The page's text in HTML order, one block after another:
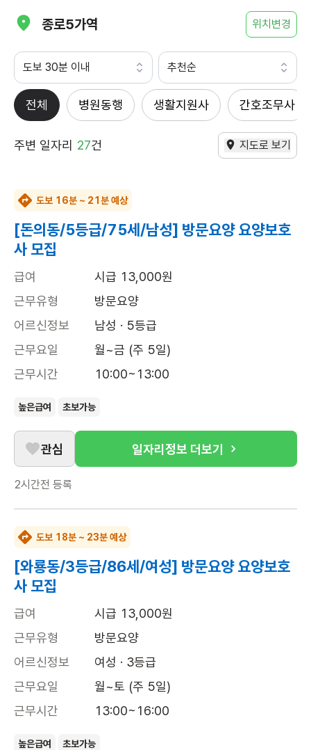
종로5가역 위치변경
도보 30분 이내 추천순
전체 병원동행 생활지원사 간호조무사
주변 일자리 27건 지도로 보기
도보 16분 ~ 21분 예상
[돈의동/5등급/75세/남성] 방문요양 요양보호
사 모집
급여
시급 13,000원
근무유형
방문요양
어르신정보
남성 · 5등급
근무요일
월~금 (주 5일)
근무시간
10:00~13:00
높은급여 초보가능
관심 일자리정보 더보기
2시간전 등록
도보 18분 ~ 23분 예상
[와룡동/3등급/86세/여성] 방문요양 요양보호
사 모집
급여
시급 13,000원
근무유형
방문요양
어르신정보
여성 · 3등급
근무요일
월~토 (주 5일)
근무시간
13:00~16:00
높은급여 초보가능